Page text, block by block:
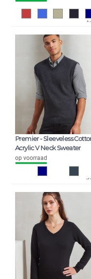
Premier - Sleeveless
Acrylic V Neck Sweater
op voorraad